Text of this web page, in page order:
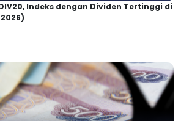
Indeks dengan Dividen Tertinggi di